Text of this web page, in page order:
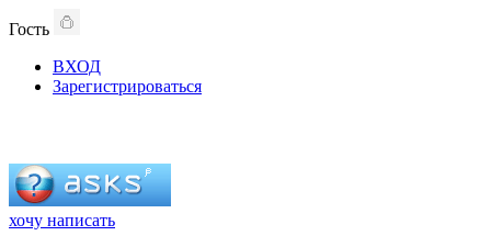
Гость
ВХОД
Зарегистрироваться
хочу написать